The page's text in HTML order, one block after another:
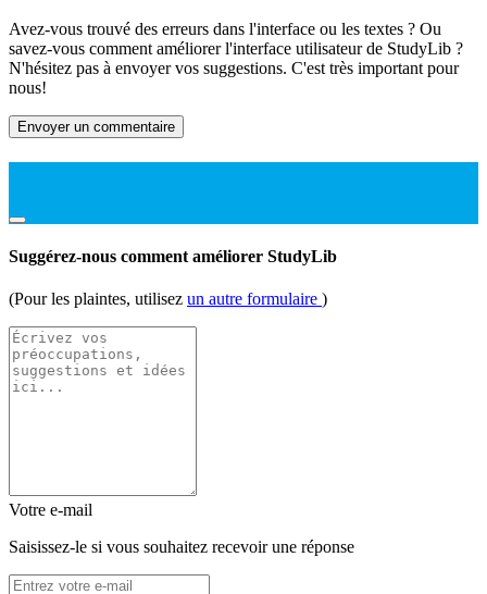
Avez-vous trouvé des erreurs dans l'interface ou les textes ? Ou
savez-vous comment améliorer l'interface utilisateur de StudyLib ?
N'hésitez pas à envoyer vos suggestions. C'est très important pour
nous!
Envoyer un commentaire
Suggérez-nous comment améliorer StudyLib
(Pour les plaintes, utilisez un autre formulaire )
Votre e-mail
Saisissez-le si vous souhaitez recevoir une réponse